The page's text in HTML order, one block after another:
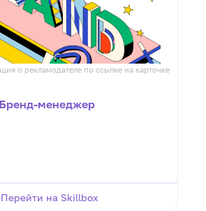
о рекламодателе по ссылке на карточке
менеджер
Перейти на Skillbox